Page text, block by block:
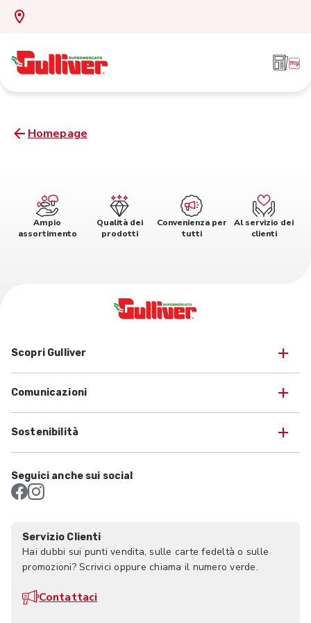
Homepage
Ampio
assortimento
Qualità dei
prodotti
Convenienza per
tutti
Al servizio dei
clienti
Scopri Gulliver
Comunicazioni
Sostenibilità
Seguici anche sui social
Servizio Clienti
Hai dubbi sui punti vendita, sulle carte fedeltà o sulle
promozioni? Scrivici oppure chiama il numero verde.
Contattaci